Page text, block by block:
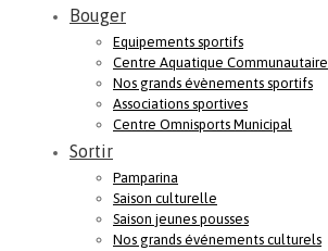
Bouger
Equipements sportifs
Centre Aquatique Communautaire
Nos grands évènements sportifs
Associations sportives
Centre Omnisports Municipal
Sortir
Pamparina
Saison culturelle
Saison jeunes pousses
Nos grands événements culturels